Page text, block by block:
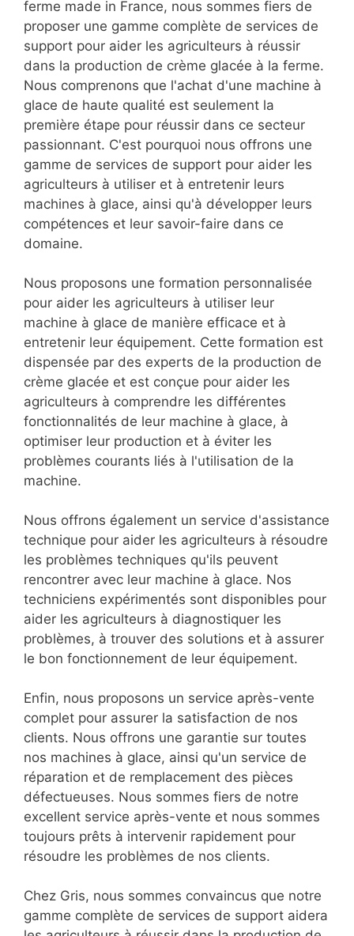
ferme made in France, nous sommes fiers de
proposer une gamme complète de services de
support pour aider les agriculteurs à réussir
dans la production de crème glacée à la ferme.
Nous comprenons que l'achat d'une machine à
glace de haute qualité est seulement la
première étape pour réussir dans ce secteur
passionnant. C'est pourquoi nous offrons une
gamme de services de support pour aider les
agriculteurs à utiliser et à entretenir leurs
machines à glace, ainsi qu'à développer leurs
compétences et leur savoir-faire dans ce
domaine.
Nous proposons une formation personnalisée
pour aider les agriculteurs à utiliser leur
machine à glace de manière efficace et à
entretenir leur équipement. Cette formation est
dispensée par des experts de la production de
crème glacée et est conçue pour aider les
agriculteurs à comprendre les différentes
fonctionnalités de leur machine à glace, à
optimiser leur production et à éviter les
problèmes courants liés à l'utilisation de la
machine.
Nous offrons également un service d'assistance
technique pour aider les agriculteurs à résoudre
les problèmes techniques qu'ils peuvent
rencontrer avec leur machine à glace. Nos
techniciens expérimentés sont disponibles pour
aider les agriculteurs à diagnostiquer les
problèmes, à trouver des solutions et à assurer
le bon fonctionnement de leur équipement.
Enfin, nous proposons un service après-vente
complet pour assurer la satisfaction de nos
clients. Nous offrons une garantie sur toutes
nos machines à glace, ainsi qu'un service de
réparation et de remplacement des pièces
défectueuses. Nous sommes fiers de notre
excellent service après-vente et nous sommes
toujours prêts à intervenir rapidement pour
résoudre les problèmes de nos clients.
Chez Gris, nous sommes convaincus que notre
gamme complète de services de support aidera